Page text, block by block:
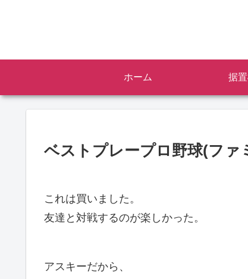
ホーム 据
ベストプレープロ野球(ファ
これは買いました。
友達と対戦するのが楽しかった。
アスキーだから、